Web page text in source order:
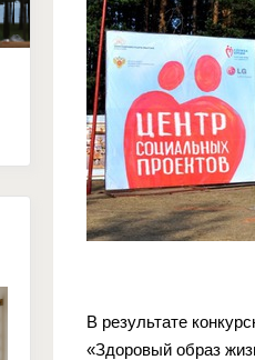
В результате
«Здоровый образ